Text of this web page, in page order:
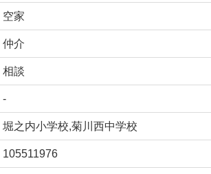
空家
仲介
相談
-
堀之内小学校,菊川西中学校
105511976